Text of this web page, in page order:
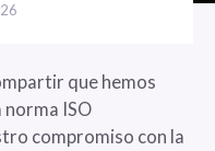
que hemos
ISO
compromiso con la